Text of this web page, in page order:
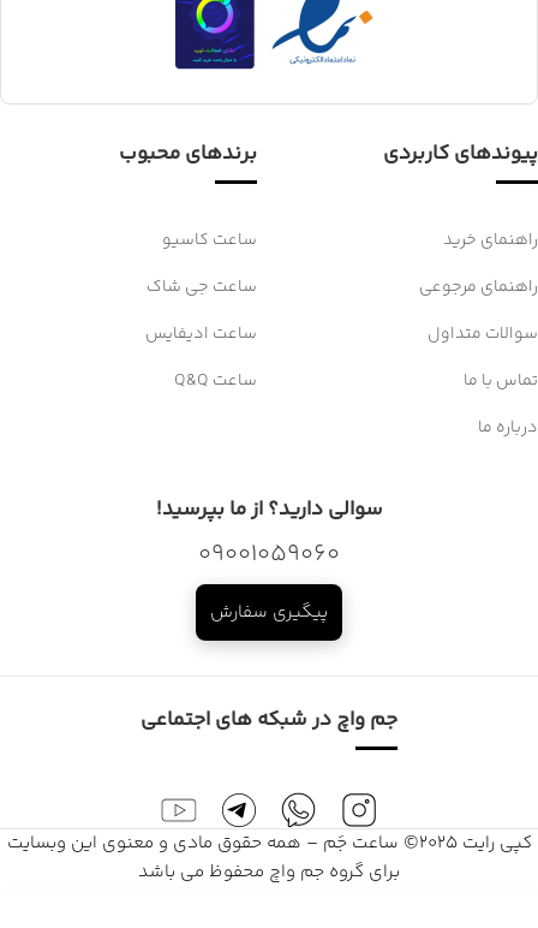
پیوندهای کاربردی
راهنمای خرید
راهنمای مرجوعی
سوالات متداول
تماس با ما
درباره ما
برندهای محبوب
ساعت کاسیو
ساعت جی شاک
ساعت ادیفایس
ساعت Q&Q
سوالی دارید؟ از ما بپرسید!
09001059060
پیگیری سفارش
جم واچ در شبکه های اجتماعی
کپی رایت 2025© ساعت جَم – همه حقوق مادی و معنوی این وبسایت
برای گروه جم واچ محفوظ می باشد